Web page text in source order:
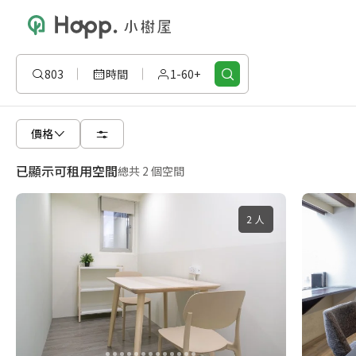
803 時間 1-60+
價格
已顯示可租用空間總共 2 個空間
2 人